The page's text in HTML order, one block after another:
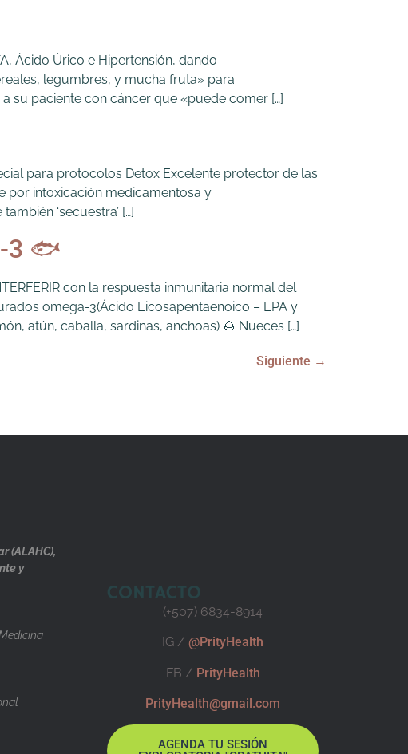
Ácido Úrico e Hipertensión, dando
legumbres, y mucha fruta» para
su paciente con cáncer que «puede comer […]
para protocolos Detox Excelente protector de las
por intoxicación medicamentosa y
‘secuestra’ […]
3 🐟
con la respuesta inmunitaria normal del
omega-3(Ácido Eicosapentaenoico – EPA y
atún, caballa, sardinas, anchoas) 🌰 Nueces […]
Siguiente →
(ALAHC),
y
CONTACTO
(+507) 6834-8914
IG / @PrityHealth
FB / PrityHealth
PrityHealth@gmail.com
AGENDA TU SESIÓN